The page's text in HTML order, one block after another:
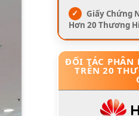
✓
Giấy Chứng
Hơn 20 Thương
ĐỐI TÁC PHÂN
TRÊN 20